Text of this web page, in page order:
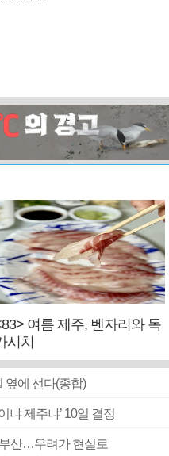
여름 제주, 벤자리와 독
시치
옆에 선다(종합)
냐 제주냐’ 10일 결정
부산…우려가 현실로